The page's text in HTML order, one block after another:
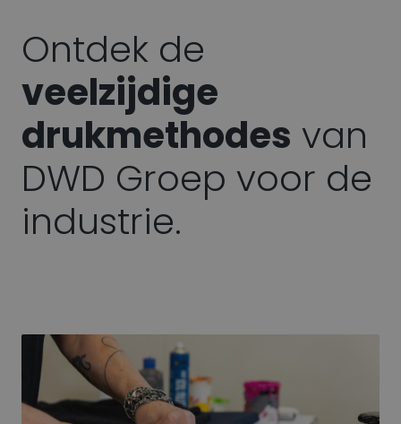
Ontdek de
veelzijdige
drukmethodes van
DWD Groep voor de
industrie.